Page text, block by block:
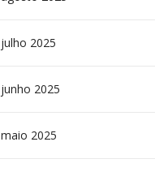
julho 2025
junho 2025
maio 2025